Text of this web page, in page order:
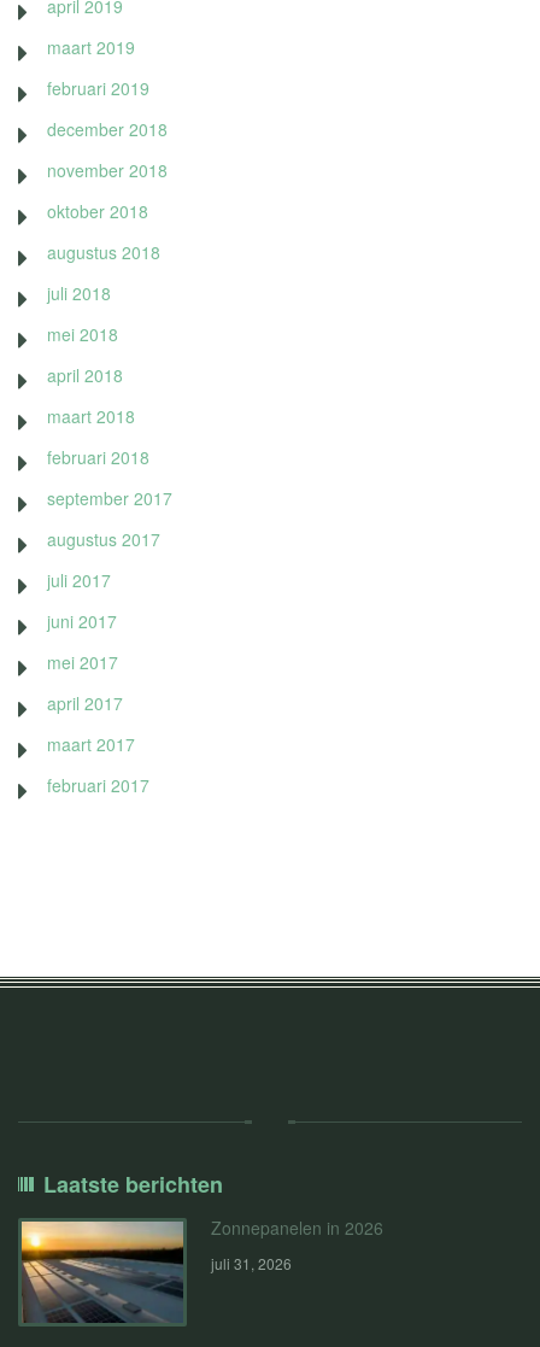
april 2019
maart 2019
februari 2019
december 2018
november 2018
oktober 2018
augustus 2018
juli 2018
mei 2018
april 2018
maart 2018
februari 2018
september 2017
augustus 2017
juli 2017
juni 2017
mei 2017
april 2017
maart 2017
februari 2017
Laatste berichten
Zonnepanelen in 2026
juli 31, 2026